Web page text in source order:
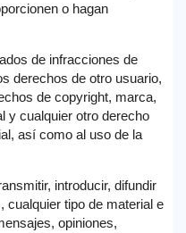
o hagan
de infracciones de
derechos de otro usuario,
de copyright, marca,
y cualquier otro derecho
así como al uso de la
introducir, difundir
cualquier tipo de material e
opiniones,